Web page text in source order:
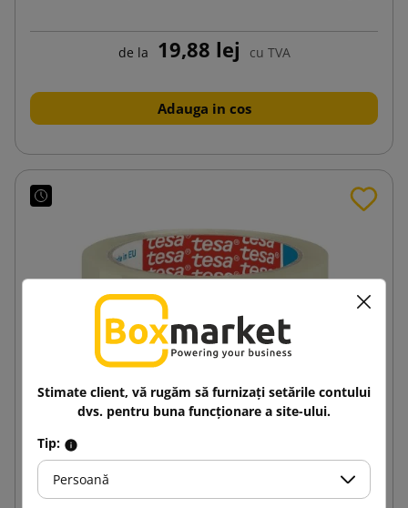
de la 19,88 lej cu TVA
Adauga in cos
Bandă adezivă transparentă TESAPACK Strong
Silent 50/72
Stimate client, vă rugăm să furnizați setările contului
dvs. pentru buna funcționare a site-ului.
Tip:
Persoană